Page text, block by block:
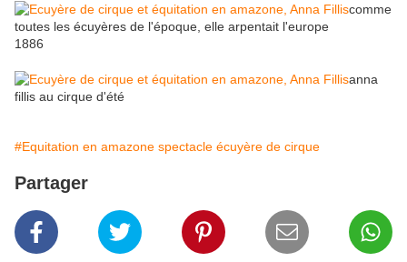
comme
toutes les écuyères de l'époque, elle arpentait l'europe
1886
anna
fillis au cirque d'été
#Equitation en amazone spectacle écuyère de cirque
Partager